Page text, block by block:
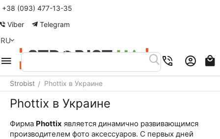
+38 (093) 477-13-35
Viber
Telegram
RU
Strobist / Phottix в Украине
Phottix в Украине
Фирма Phottix является динамично развивающимся
производителем фото аксессуаров. С первых дней
Меню